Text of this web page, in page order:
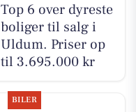
Top 6 over dyreste
boliger til salg i
Uldum. Priser op
til 3.695.000 kr
BILER